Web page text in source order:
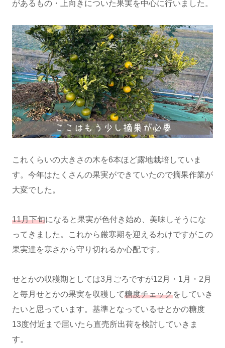
があるもの・上向きについた果実を中心に行いました。
これくらいの大きさの木を6本ほど露地栽培していま
す。今年はたくさんの果実ができていたので摘果作業が
大変でした。
11月下旬になると果実が色付き始め、美味しそうにな
ってきました。これから厳寒期を迎えるわけですがこの
果実達を寒さから守り切れるか心配です。
せとかの収穫期としては3月ごろですが12月・1月・2月
と毎月せとかの果実を収穫して糖度チェックをしていき
たいと思っています。基準となっているせとかの糖度
13度付近まで届いたら直売所出荷を検討していきま
す。